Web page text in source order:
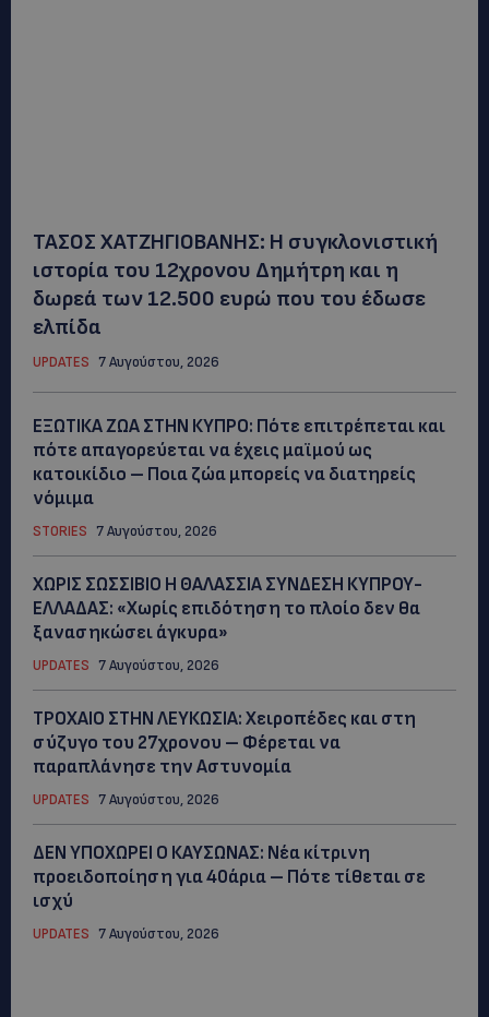
ΤΑΣΟΣ ΧΑΤΖΗΓΙΟΒΑΝΗΣ: Η συγκλονιστική
ιστορία του 12χρονου Δημήτρη και η
δωρεά των 12.500 ευρώ που του έδωσε
ελπίδα
UPDATES 7 Αυγούστου, 2026
ΕΞΩΤΙΚΑ ΖΩΑ ΣΤΗΝ ΚΥΠΡΟ: Πότε επιτρέπεται και
πότε απαγορεύεται να έχεις μαϊμού ως
κατοικίδιο – Ποια ζώα μπορείς να διατηρείς
νόμιμα
STORIES 7 Αυγούστου, 2026
ΧΩΡΙΣ ΣΩΣΣΙΒΙΟ Η ΘΑΛΑΣΣΙΑ ΣΥΝΔΕΣΗ ΚΥΠΡΟΥ-
ΕΛΛΑΔΑΣ: «Χωρίς επιδότηση το πλοίο δεν θα
ξανασηκώσει άγκυρα»
UPDATES 7 Αυγούστου, 2026
ΤΡΟΧΑΙΟ ΣΤΗΝ ΛΕΥΚΩΣΙΑ: Χειροπέδες και στη
σύζυγο του 27χρονου – Φέρεται να
παραπλάνησε την Αστυνομία
UPDATES 7 Αυγούστου, 2026
ΔΕΝ ΥΠΟΧΩΡΕΙ Ο ΚΑΥΣΩΝΑΣ: Νέα κίτρινη
προειδοποίηση για 40άρια – Πότε τίθεται σε
ισχύ
UPDATES 7 Αυγούστου, 2026